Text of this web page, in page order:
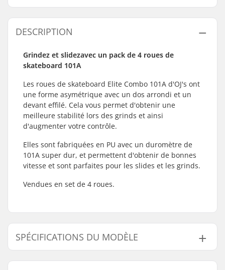
DESCRIPTION
Grindez et slidezavec un pack de 4 roues de
skateboard 101A
Les roues de skateboard Elite Combo 101A d'OJ's ont
une forme asymétrique avec un dos arrondi et un
devant effilé. Cela vous permet d'obtenir une
meilleure stabilité lors des grinds et ainsi
d'augmenter votre contrôle.
Elles sont fabriquées en PU avec un duromètre de
101A super dur, et permettent d'obtenir de bonnes
vitesse et sont parfaites pour les slides et les grinds.
Vendues en set de 4 roues.
SPÉCIFICATIONS DU MODÈLE
Patch de contact de roue